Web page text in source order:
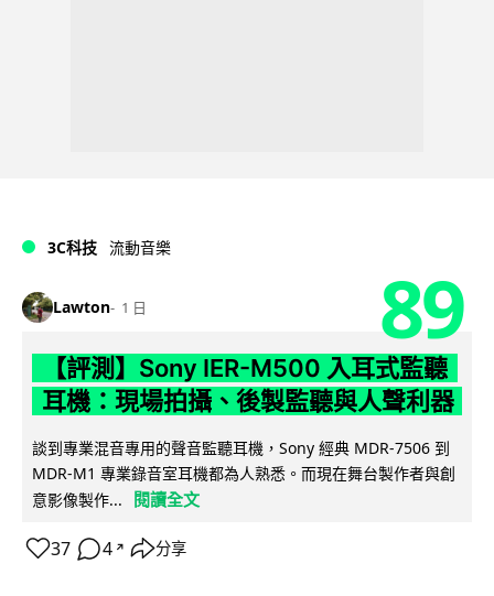
3C科技 流動音樂
Lawton 1 日 89
【評測】Sony IER-M500 入耳式監聽
耳機：現場拍攝、後製監聽與人聲利器
談到專業混音專用的聲音監聽耳機，Sony 經典 MDR-7506 到
MDR-M1 專業錄音室耳機都為人熟悉。而現在舞台製作者與創
意影像製作...
閱讀全文
37 4 ↗ 分享